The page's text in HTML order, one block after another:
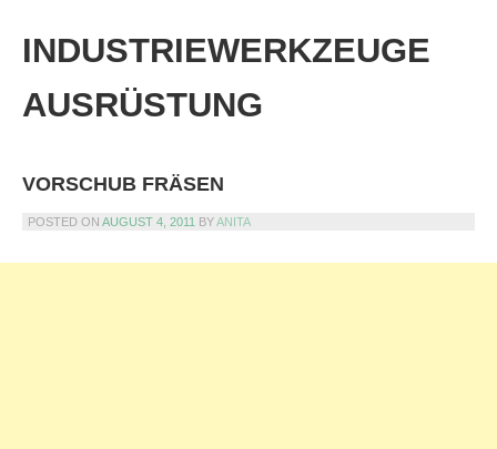
content
INDUSTRIEWERKZEUGE
AUSRÜSTUNG
VORSCHUB FRÄSEN
POSTED ON AUGUST 4, 2011 BYANITA